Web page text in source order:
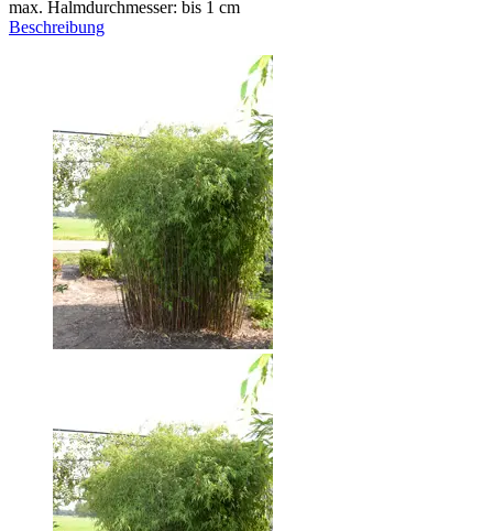
max. Halmdurchmesser: bis 1 cm
Beschreibung